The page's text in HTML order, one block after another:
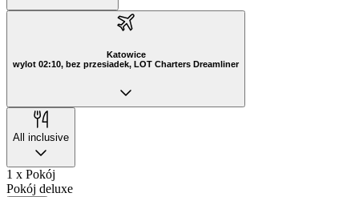
Katowice
wylot 02:10, bez przesiadek, LOT Charters Dreamliner
All inclusive
1 x Pokój
Pokój deluxe